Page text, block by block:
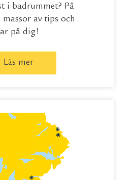
i badrummet? På
av tips och
på dig!
Läs mer